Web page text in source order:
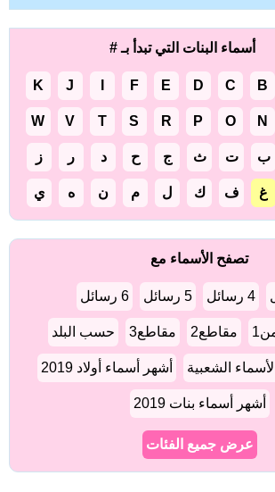
أسماء البنات التي تبدأ بـ #
B
C
D
E
F
J
K
N
O
P
R
S
T
V
W
ب ت ث ج ح د ر ز
غ ف ك ل م ن ه ي
تصفح الأسماء مع
4 رسائل 5 رسائل 6 رسائل
مقاطع2 مقاطع3 حسب البلد
الأسماء الشعبية أشهر أسماء أولاد 2019
أشهر أسماء بنات 2019
عرض جميع الفئات